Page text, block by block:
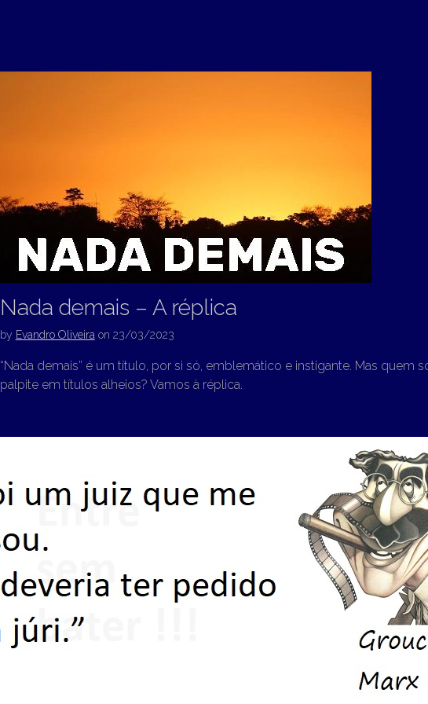
Nada demais – A réplica
by Evandro Oliveira on 23/03/2023
“Nada demais” é um título, por si só, emblemático e instigante. Mas quem
palpite em títulos alheios? Vamos à réplica.